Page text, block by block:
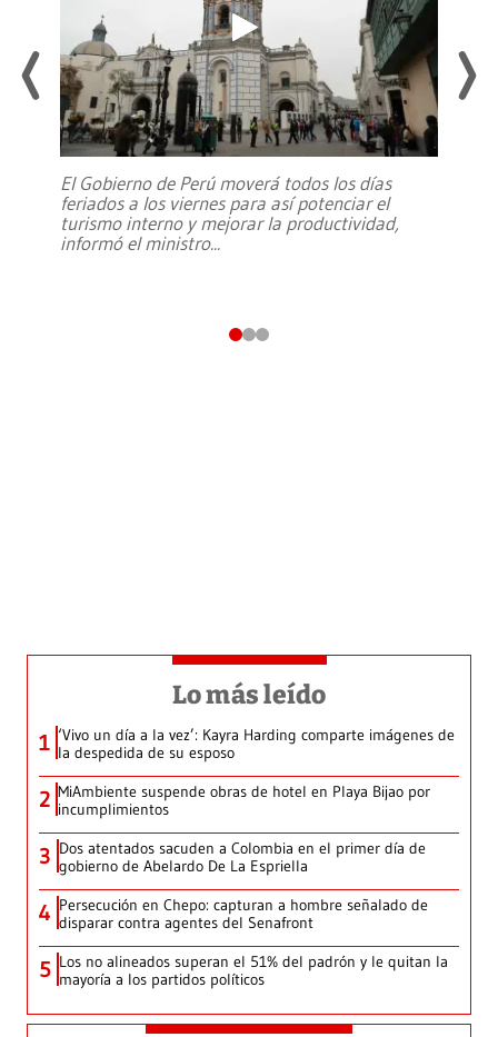
El Gobierno de Perú moverá todos los días
feriados a los viernes para así potenciar el
turismo interno y mejorar la productividad,
informó el ministro...
Lo más leído
1 ‘Vivo un día a la vez’: Kayra Harding comparte imágenes de
la despedida de su esposo
2 MiAmbiente suspende obras de hotel en Playa Bijao por
incumplimientos
3 Dos atentados sacuden a Colombia en el primer día de
gobierno de Abelardo De La Espriella
4 Persecución en Chepo: capturan a hombre señalado de
disparar contra agentes del Senafront
5 Los no alineados superan el 51% del padrón y le quitan la
mayoría a los partidos políticos